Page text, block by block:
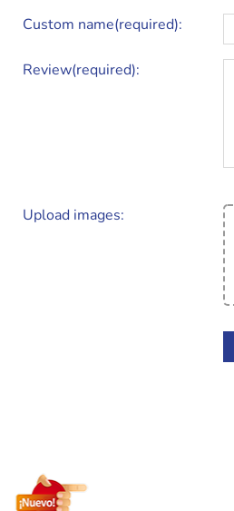
Custom name(required):
Review(required):
Upload images: